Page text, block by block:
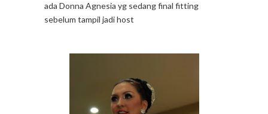
ada Donna Agnesia yg sedang final fitting
sebelum tampil jadi host